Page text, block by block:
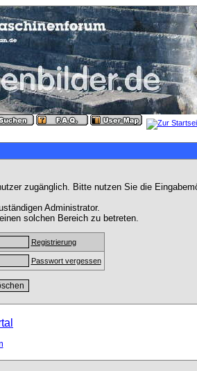
zugänglich. Bitte nutzen Sie die
Administrator.
solchen Bereich zu betreten.
Registrierung
Passwort vergessen